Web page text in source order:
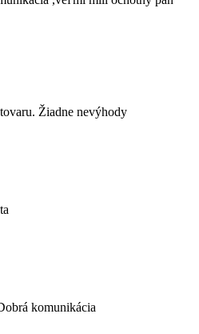
Žiadne nevýhody
komunikácia